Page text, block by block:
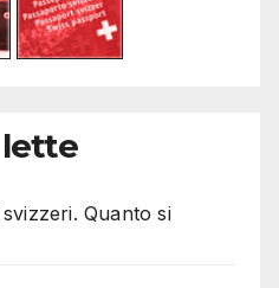
lette
Quanto si